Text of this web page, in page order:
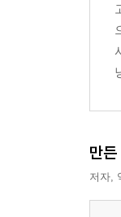
만
저자,